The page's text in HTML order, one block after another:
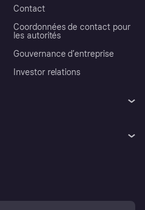
Contact
Coordonnées de contact pour
les autorités
Gouvernance d’entreprise
Investor relations